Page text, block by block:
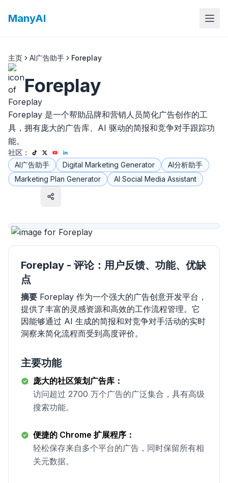
ManyAI
主页 AI广告助手 Foreplay
Foreplay
Foreplay 是一个帮助品牌和营销人员简化广告创作的工
具，拥有庞大的广告库、AI 驱动的简报和竞争对手跟踪功
能。
社区：
AI广告助手
Digital Marketing Generator
AI分析助手
Marketing Plan Generator
AI Social Media Assistant
Foreplay - 评论：用户反馈、功能、优缺
点
摘要 Foreplay 作为一个强大的广告创意开发平台，
提供了丰富的灵感资源和高效的工作流程管理。它
因能够通过 AI 生成的简报和对竞争对手活动的实时
洞察来简化流程而受到高度评价。
主要功能
庞大的社区策划广告库：
访问超过 2700 万个广告的广泛集合，具有高级
搜索功能。
便捷的 Chrome 扩展程序：
轻松保存来自多个平台的广告，同时保留所有相
关元数据。